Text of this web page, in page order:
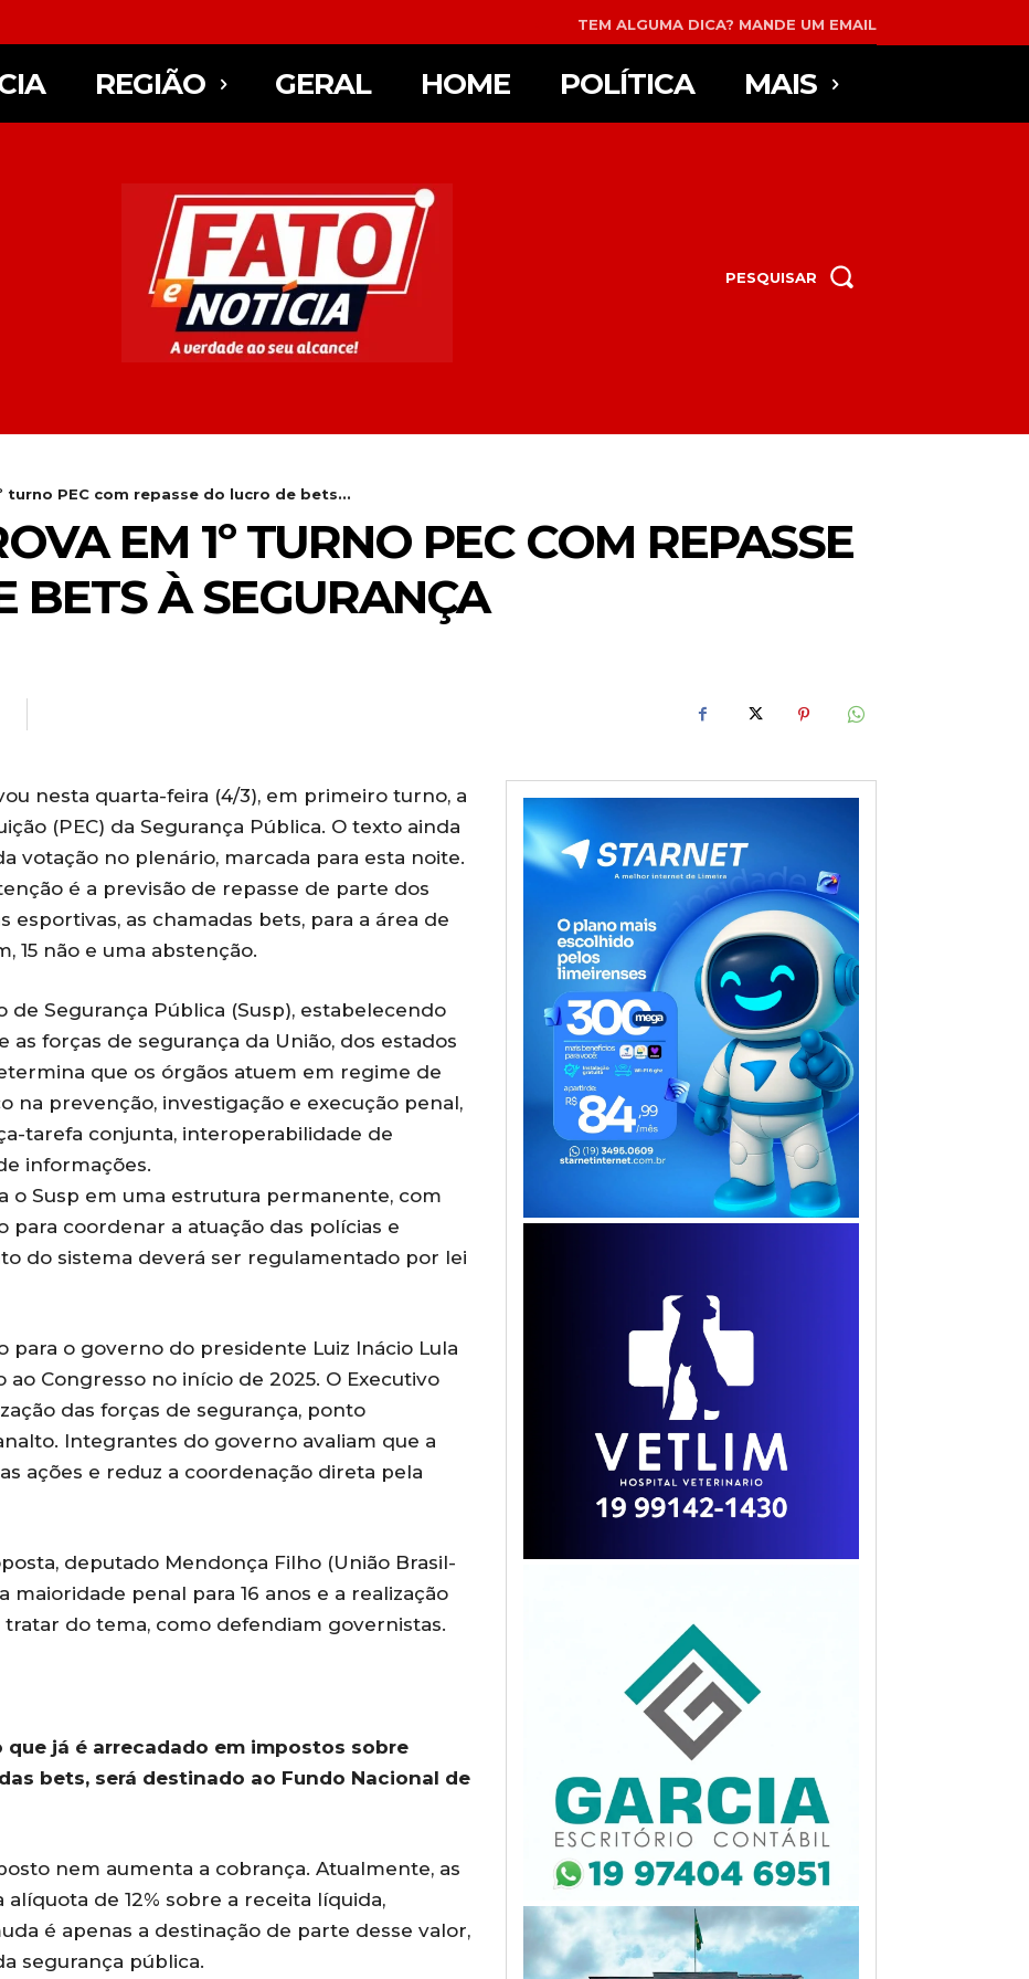
TEM ALGUMA DICA? MANDE UM EMAIL
REGIÃO GERAL HOME POLÍTICA MAIS
PESQUISAR
turno PEC com repasse do lucro de bets...
EM 1º TURNO PEC COM REPASSE
BETS À SEGURANÇA
nesta quarta-feira (4/3), em primeiro turno, a
(PEC) da Segurança Pública. O texto ainda
votação no plenário, marcada para esta noite.
é a previsão de repasse de parte dos
esportivas, as chamadas bets, para a área de
15 não e uma abstenção.
de Segurança Pública (Susp), estabelecendo
forças de segurança da União, dos estados
que os órgãos atuem em regime de
na prevenção, investigação e execução penal,
tarefa conjunta, interoperabilidade de
informações.
o Susp em uma estrutura permanente, com
para coordenar a atuação das polícias e
do sistema deverá ser regulamentado por lei
para o governo do presidente Luiz Inácio Lula
ao Congresso no início de 2025. O Executivo
das forças de segurança, ponto
Integrantes do governo avaliam que a
ações e reduz a coordenação direta pela
deputado Mendonça Filho (União Brasil-
maioridade penal para 16 anos e a realização
do tema, como defendiam governistas.
que já é arrecadado em impostos sobre
bets, será destinado ao Fundo Nacional de
nem aumenta a cobrança. Atualmente, as
de 12% sobre a receita líquida,
é apenas a destinação de parte desse valor,
segurança pública.